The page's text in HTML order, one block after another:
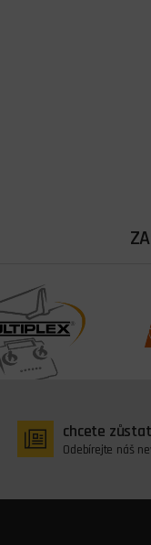
chcete
Odebírejte náš